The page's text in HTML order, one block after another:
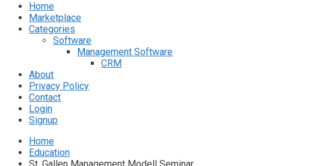
Home
Marketplace
Categories
Software
Management Software
CRM
About
Privacy Policy
Contact
Login
Signup
Home
Education